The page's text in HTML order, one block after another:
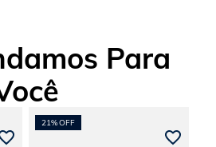
e cheio de personalidade.Para
21%OFF